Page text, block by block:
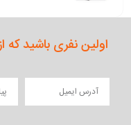
اولین نفری باشید که